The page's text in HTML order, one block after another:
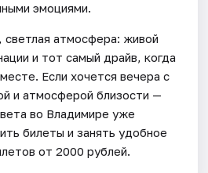
эмоциями.
светлая атмосфера: живой
и тот самый драйв, когда
Если хочется вечера с
и атмосферой близости —
во Владимире уже
билеты и занять удобное
от 2000 рублей.